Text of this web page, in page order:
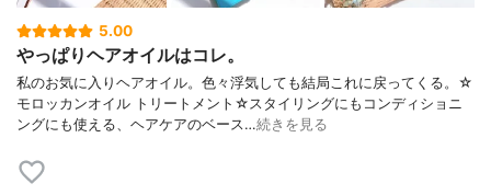
5.00
やっぱりヘアオイルはコレ。
私のお気に入りヘアオイル。色々浮気しても結局これに戻ってくる。☆
モロッカンオイル トリートメント☆スタイリングにもコンディショニ
ングにも使える、ヘアケアのベース…続きを見る